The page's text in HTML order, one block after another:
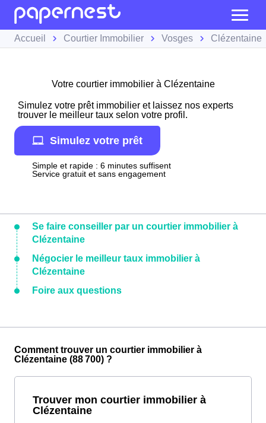
Accueil Courtier Immobilier Vosges Clézentaine
Votre courtier immobilier à Clézentaine
Simulez votre prêt immobilier et laissez nos experts
trouver le meilleur taux selon votre profil.
Simulez votre prêt
Simple et rapide : 6 minutes suffisent
Service gratuit et sans engagement
Se faire conseiller par un courtier immobilier à
Clézentaine
Négocier le meilleur taux immobilier à
Clézentaine
Foire aux questions
Comment trouver un courtier immobilier à
Clézentaine (88 700) ?
Trouver mon courtier immobilier à
Clézentaine